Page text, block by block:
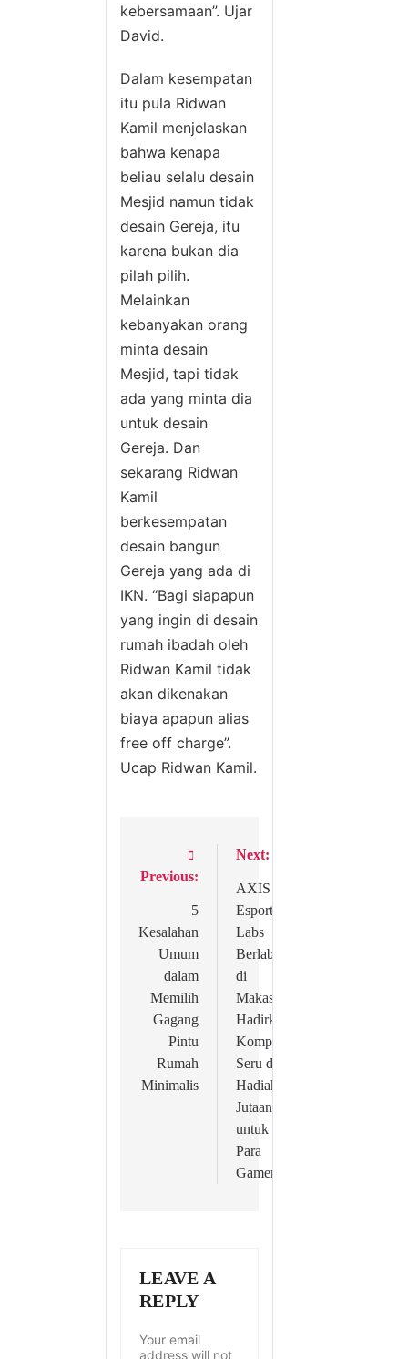
kebersamaan”. Ujar
David.
Dalam kesempatan
itu pula Ridwan
Kamil menjelaskan
bahwa kenapa
beliau selalu desain
Mesjid namun tidak
desain Gereja, itu
karena bukan dia
pilah pilih.
Melainkan
kebanyakan orang
minta desain
Mesjid, tapi tidak
ada yang minta dia
untuk desain
Gereja. Dan
sekarang Ridwan
Kamil
berkesempatan
desain bangun
Gereja yang ada di
IKN. “Bagi siapapun
yang ingin di desain
rumah ibadah oleh
Ridwan Kamil tidak
akan dikenakan
biaya apapun alias
free off charge”.
Ucap Ridwan Kamil.
Previous:
5
Kesalahan
Umum
dalam
Memilih
Gagang
Pintu
Rumah
Minimalis
Next:
AXIS
Esports
Labs
Berlabuh
di
Makassar!
Hadirkan
Kompetisi
Seru dan
Hadiah
Jutaan
untuk
Para
Gamers
LEAVE A
REPLY
Your email
address will not